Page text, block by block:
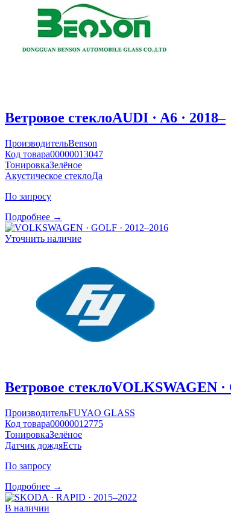
Ветровое стеклоAUDI · A6 · 2018–
ПроизводительBenson
Код товара00000013047
ТонировкаЗелёное
Акустическое стеклоДа
По запросу
Подробнее →
Уточнить наличие
Ветровое стеклоVOLKSWAGEN ·
ПроизводительFUYAO GLASS
Код товара00000012775
ТонировкаЗелёное
Датчик дождяЕсть
По запросу
Подробнее →
В наличии